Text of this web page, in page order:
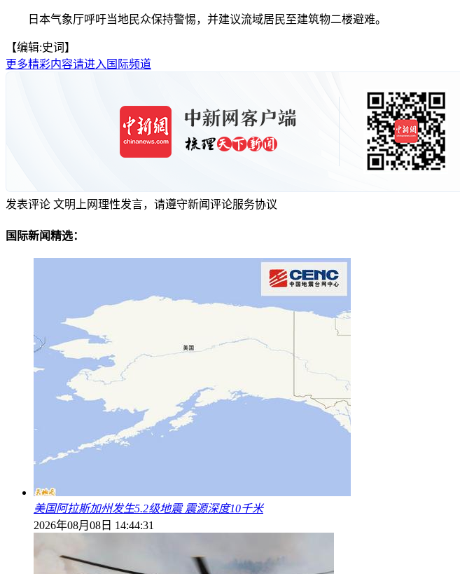
日本气象厅呼吁当地民众保持警惕，并建议流域居民至建筑物二楼避难。
【编辑:史词】
更多精彩内容请进入国际频道
发表评论 文明上网理性发言，请遵守新闻评论服务协议
国际新闻精选：
美国阿拉斯加州发生5.2级地震 震源深度10千米
2026年08月08日 14:44:31